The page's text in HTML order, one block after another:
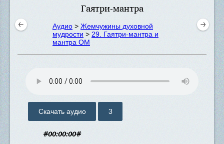
Гаятри-мантра
Аудио > Жемчужины духовной
мудрости > 29. Гаятри-мантра и
мантра ОМ
Скачать аудио 3
#00:00:00#